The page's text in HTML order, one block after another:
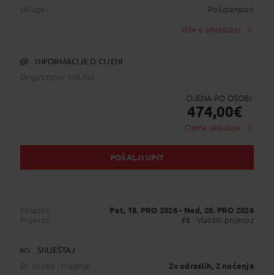
Usluga: Polupansion
Više o smještaju
INFORMACIJE O CIJENI
Organizator: PALMA
CIJENA PO OSOBI
474,00€
Cijena uključuje
POŠALJI UPIT
Polazak: Pet, 18. PRO 2026- Ned, 20. PRO 2026
Prijevoz:
Vlastiti prijevoz
SMJEŠTAJ
Br. osoba i trajanje:
2x odraslih, 2 noćenja